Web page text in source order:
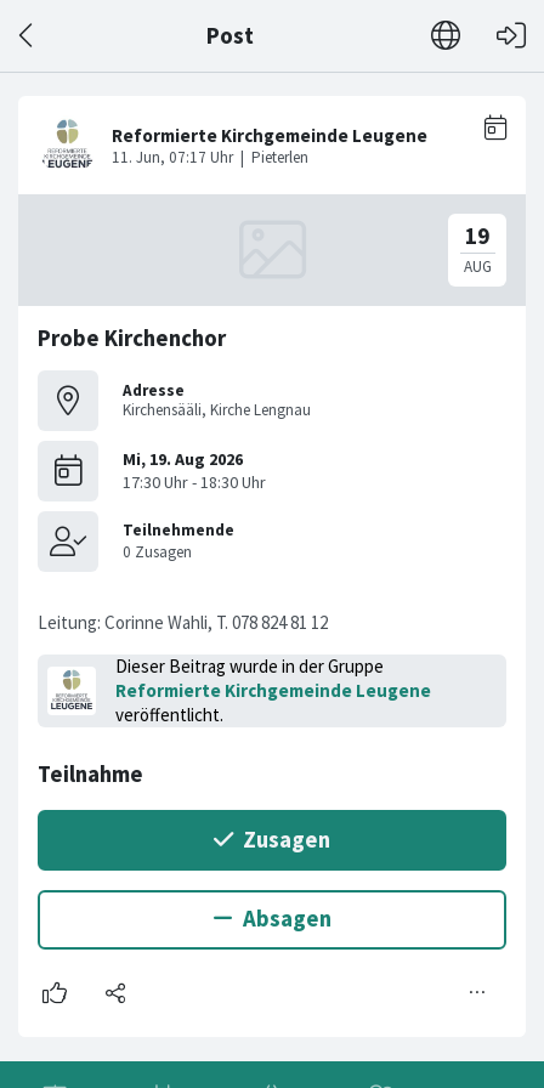
Post
Probe Kirchenchor
Adresse
Kirchensääli, Kirche Lengnau
Leitung: Corinne Wahli, T. 078 824 81 12
Dieser Beitrag wurde in der Gruppe
Reformierte Kirchgemeinde Leugene
veröffentlicht.